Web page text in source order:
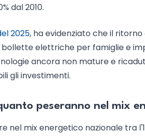
dal 2010.
2025, ha evidenziato che il
bollette elettriche per famiglie e
ancora non mature e
gli investimenti.
peseranno nel mix
nel mix energetico nazionale tra